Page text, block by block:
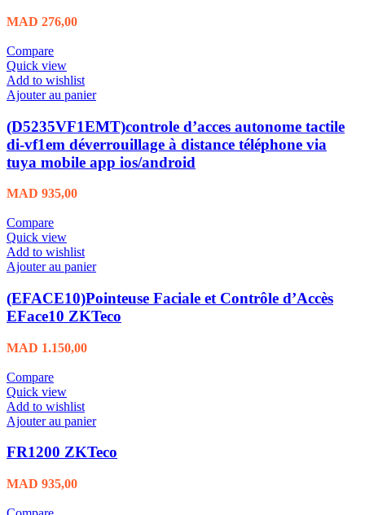
MAD 276,00
Compare
Quick view
Add to wishlist
Ajouter au panier
(D5235VF1EMT)controle d’acces autonome tactile
di-vf1em déverrouillage à distance téléphone via
tuya mobile app ios/android
MAD 935,00
Compare
Quick view
Add to wishlist
Ajouter au panier
(EFACE10)Pointeuse Faciale et Contrôle d’Accès
EFace10 ZKTeco
MAD 1.150,00
Compare
Quick view
Add to wishlist
Ajouter au panier
FR1200 ZKTeco
MAD 935,00